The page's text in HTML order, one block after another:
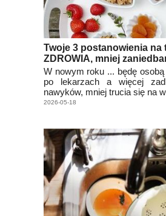
Twoje 3 postanowienia
ZDROWIA, mniej
W nowym roku ... będę
po lekarzach a więcej
nawyków, mniej trucia się na
2026-05-18